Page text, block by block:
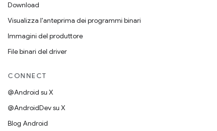
Download
Visualizza l'anteprima dei programmi binari
Immagini del produttore
File binari del driver
CONNECT
@Android su X
@AndroidDev su X
Blog Android